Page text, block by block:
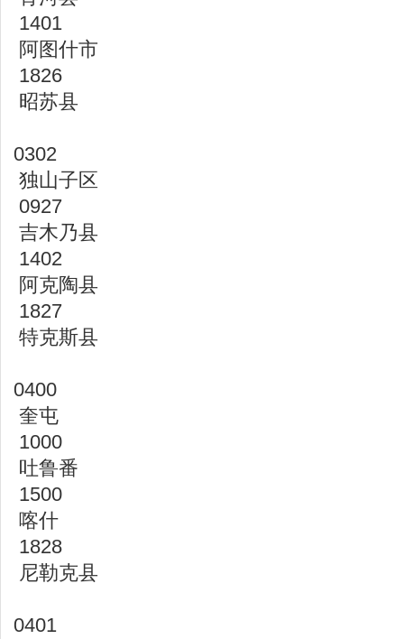
1401
阿图什市
1826
昭苏县
0302
独山子区
0927
吉木乃县
1402
阿克陶县
1827
特克斯县
0400
奎屯
1000
吐鲁番
1500
喀什
1828
尼勒克县
0401